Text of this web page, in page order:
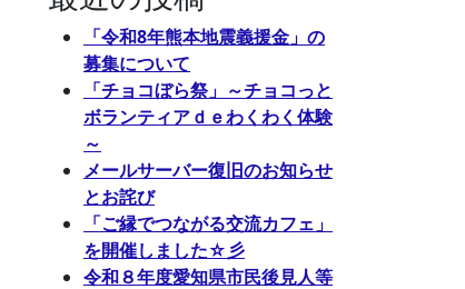
「令和8年熊本地震義援金」の
募集について
「チョコぼら祭」～チョコっと
ボランティアｄｅわくわく体験
～
メールサーバー復旧のお知らせ
とお詫び
「ご縁でつながる交流カフェ」
を開催しました☆彡
令和８年度愛知県市民後見人等